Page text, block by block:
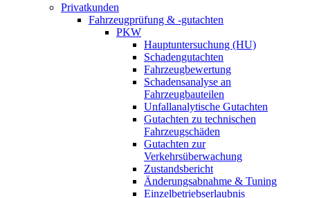
Privatkunden
Fahrzeugprüfung & -gutachten
PKW
Hauptuntersuchung (HU)
Schadengutachten
Fahrzeugbewertung
Schadensanalyse an
Fahrzeugbauteilen
Unfallanalytische Gutachten
Gutachten zu technischen
Fahrzeugschäden
Gutachten zur
Verkehrsüberwachung
Zustandsbericht
Änderungsabnahme & Tuning
Einzelbetriebserlaubnis